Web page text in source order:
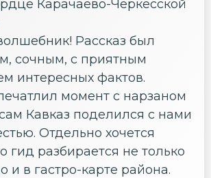
Карачаево-Черкесской
Рассказ был
сочным, с приятным
интересных фактов.
момент с нарзаном
Кавказ поделился с нами
Отдельно хочется
гид разбирается не только
и в гастро-карте района.